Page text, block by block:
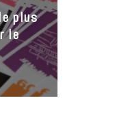
plus
le